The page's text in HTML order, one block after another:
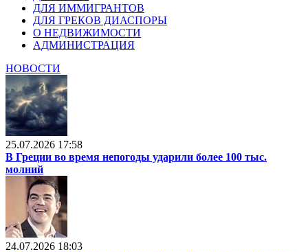
ДЛЯ ИММИГРАНТОВ
ДЛЯ ГРЕКОВ ДИАСПОРЫ
О НЕДВИЖИМОСТИ
АДМИНИСТРАЦИЯ
НОВОСТИ
25.07.2026 17:58
В Греции во время непогоды ударили более 100 тыс.
молний
24.07.2026 18:03